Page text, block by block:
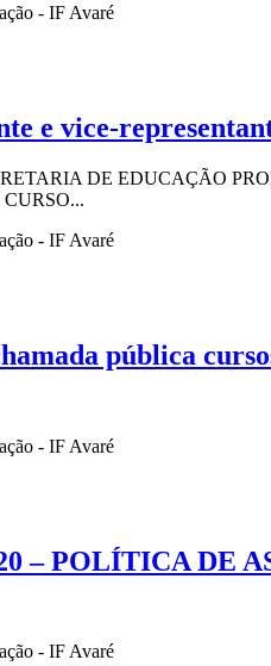
- IF Avaré
e vice-
DE EDUCAÇÃO
- IF Avaré
pública
- IF Avaré
– POLÍTICA DE
- IF Avaré